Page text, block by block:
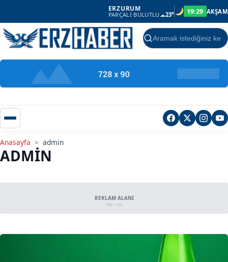
ERZURUM
PARÇALI BULUTLU ☁23° 19:29 AKŞAM
Ara
Anasayfa > admin
ADMIN